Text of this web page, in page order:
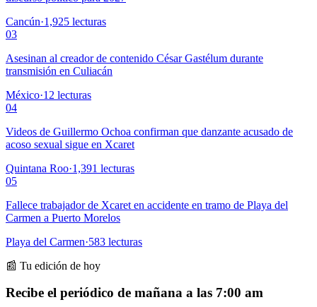
Cancún·1,925 lecturas
03
Asesinan al creador de contenido César Gastélum durante
transmisión en Culiacán
México·12 lecturas
04
Videos de Guillermo Ochoa confirman que danzante acusado de
acoso sexual sigue en Xcaret
Quintana Roo·1,391 lecturas
05
Fallece trabajador de Xcaret en accidente en tramo de Playa del
Carmen a Puerto Morelos
Playa del Carmen·583 lecturas
📰 Tu edición de hoy
Recibe el periódico de mañana a las 7:00 am